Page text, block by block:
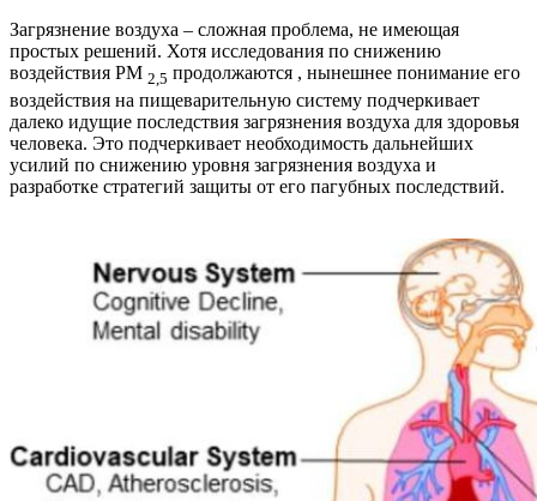
Загрязнение воздуха – сложная проблема, не имеющая
простых решений. Хотя исследования по снижению
воздействия PM 2,5 продолжаются , нынешнее понимание его
воздействия на пищеварительную систему подчеркивает
далеко идущие последствия загрязнения воздуха для здоровья
человека. Это подчеркивает необходимость дальнейших
усилий по снижению уровня загрязнения воздуха и
разработке стратегий защиты от его пагубных последствий.